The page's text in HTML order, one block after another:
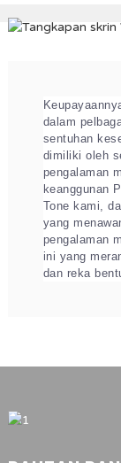
dalam
sentuhan
dimiliki oleh
pengalaman
keanggunan
Tone kami,
yang
pengalaman
ini yang
dan reka